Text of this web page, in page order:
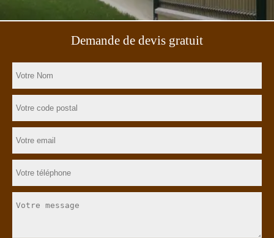
Demande de devis gratuit